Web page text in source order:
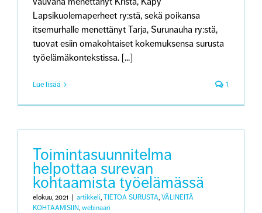
Lapsikuolemaperheet ry:stä, sekä poikansa
itsemurhalle menettänyt Tarja, Surunauha ry:stä,
tuovat esiin omakohtaiset kokemuksensa surusta
työelämäkontekstissa. [...]
Lue lisää 1
Toimintasuunnitelma
helpottaa surevan
kohtaamista työelämässä
elokuu, 2021 artikkeli, TIETOA SURUSTA, VÄLINEITÄ
KOHTAAMISIIN, webinaari